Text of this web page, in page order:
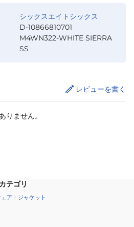
シックスエイトシックス
D-10866810701
M4WN322-WHITE SIERRA
SS
レビューを書く
りません。
テゴリ
ア ジャケット